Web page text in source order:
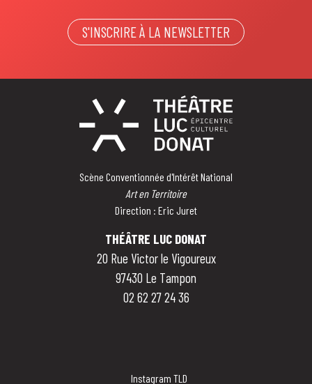
S'INSCRIRE À LA NEWSLETTER
Scène Conventionnée d'Intérêt National
Art en Territoire
Direction : Eric Juret
THÉÂTRE LUC DONAT
20 Rue Victor le Vigoureux
97430 Le Tampon
02 62 27 24 36
Instagram TLD